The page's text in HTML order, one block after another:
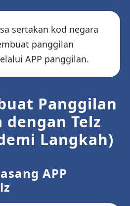
sertakan kod negara
panggilan
APP panggilan.
Panggilan
dengan Telz
Langkah)
APP